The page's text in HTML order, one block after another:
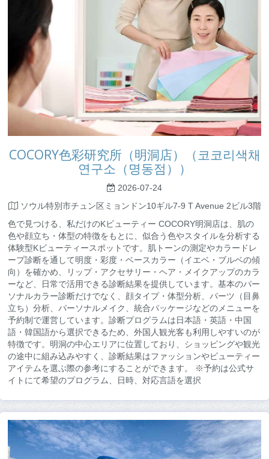
COCORY色彩研究所（明洞店）（코코리색채
연구소（명동점））
2026-07-24
ソウル特別市チュン区ミョンドン10ギル7-9 T Avenue 2ビル3階
色で見つける、私だけのKビューティー COCORY明洞店は、肌の
色や顔立ち・体型の特徴をもとに、似合う色やスタイルを分析する
体験型Kビューティースポットです。肌トーンの測定やカラードレ
ープ診断を通して明度・彩度・ベースカラー（イエベ・ブルベの傾
向）を確かめ、リップ・アクセサリー・ヘア・メイクアップのカラ
ーなど、日常で活用できる診断結果を提供しています。基本のパー
ソナルカラー診断だけでなく、顔タイプ・体型分析、パーツ（目鼻
立ち）分析、パーソナルメイク、統合パッケージなどのメニューを
予約制で運営しています。診断プログラムは日本語・英語・中国
語・韓国語から選択できるため、外国人観光客も利用しやすいのが
特徴です。明洞の中心エリアに位置しており、ショッピングや観光
の途中に組み込みやすく、診断結果はファッションやビューティー
アイテムを選ぶ際の参考にすることができます。 ※予約は公式サ
イトにて希望のプログラム、日時、対応言語を選択